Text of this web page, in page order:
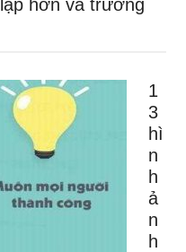
hơn và trưởng
1
3
hì
n
h
ả
n
h